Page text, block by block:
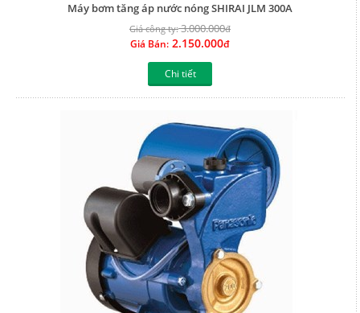
Máy bơm tăng áp nước nóng SHIRAI JLM 300A
Giá công ty:3.000.000đ
Giá Bán: 2.150.000đ
Chi tiết